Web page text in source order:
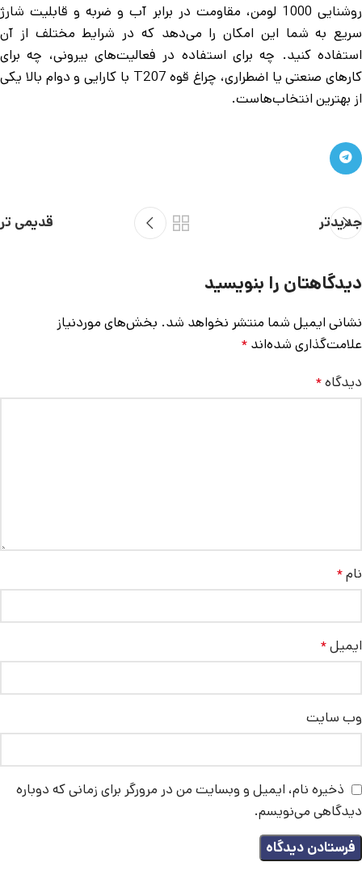
روشنایی 1000 لومن، مقاومت در برابر آب و ضربه و قابلیت شارژ
سریع به شما این امکان را می‌دهد که در شرایط مختلف از آن
استفاده کنید. چه برای استفاده در فعالیت‌های بیرونی، چه برای
کارهای صنعتی یا اضطراری، چراغ قوه T207 با کارایی و دوام بالا یکی
از بهترین انتخاب‌هاست.
جدیدتر قدیمی تر
دیدگاهتان را بنویسید
نشانی ایمیل شما منتشر نخواهد شد. بخش‌های موردنیاز
علامت‌گذاری شده‌اند *
دیدگاه*
نام*
ایمیل*
وب‌ سایت
ذخیره نام، ایمیل و وبسایت من در مرورگر برای زمانی که دوباره
دیدگاهی می‌نویسم.